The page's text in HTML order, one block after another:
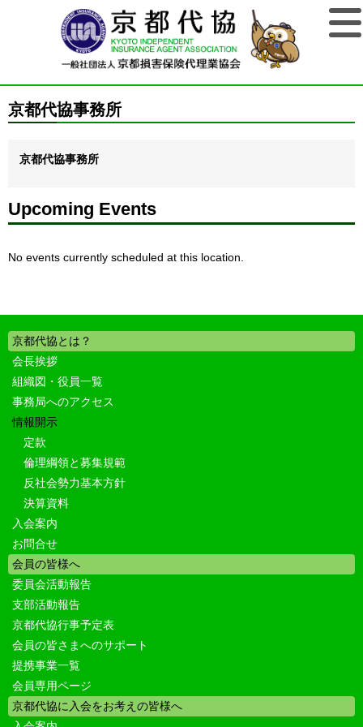
京都代協事務所
京都代協事務所
Upcoming Events
No events currently scheduled at this location.
京都代協とは？
会長挨拶
組織図・役員一覧
事務局へのアクセス
情報開示
定款
倫理綱領と募集規範
反社会勢力基本方針
決算資料
入会案内
お問合せ
会員の皆様へ
委員会活動報告
支部活動報告
京都代協行事予定表
会員の皆さまへのサポート
提携事業一覧
会員専用ページ
京都代協に入会をお考えの皆様へ